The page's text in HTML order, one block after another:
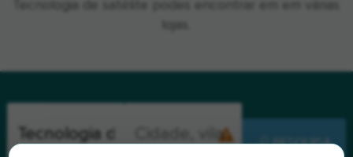
PESQUISA